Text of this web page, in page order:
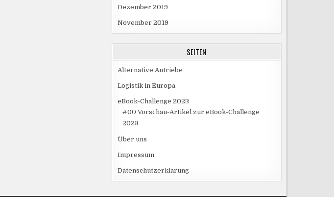
Dezember 2019
November 2019
SEITEN
Alternative Antriebe
Logistik in Europa
eBook-Challenge 2023
#00 Vorschau-Artikel zur eBook-Challenge
2023
Über uns
Impressum
Datenschutzerklärung